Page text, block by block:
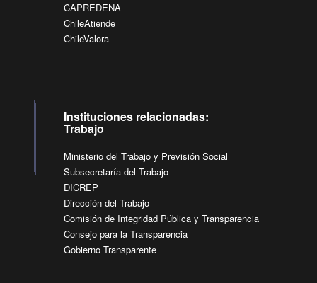
CAPREDENA
ChileAtiende
ChileValora
Instituciones relacionadas:
Trabajo
Ministerio del Trabajo y Previsión Social
Subsecretaría del Trabajo
DICREP
Dirección del Trabajo
Comisión de Integridad Pública y Transparencia
Consejo para la Transparencia
Gobierno Transparente